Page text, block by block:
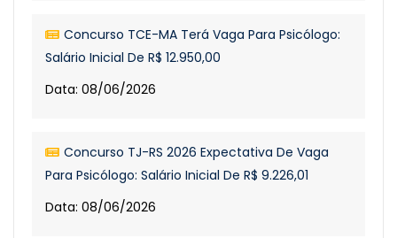
Concurso TCE-MA Terá Vaga Para Psicólogo:
Salário Inicial De R$ 12.950,00
Data: 08/06/2026
Concurso TJ-RS 2026 Expectativa De Vaga
Para Psicólogo: Salário Inicial De R$ 9.226,01
Data: 08/06/2026